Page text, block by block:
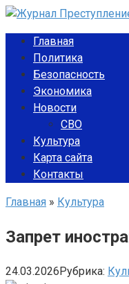
Перейти
контентуГлавная
Политика
Безопасность
Экономика
Новости
СВО
Культура
Карта сайта
Контакты
Главная » Культура
Запрет
24.03.2026Рубрика: